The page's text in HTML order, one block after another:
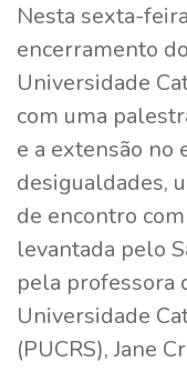
Nesta sexta-
encerramento
Universidade
com uma
e a extensão no
desigualdades,
de encontro
levantada pelo
pela professora
Universidade
(PUCRS), Jane